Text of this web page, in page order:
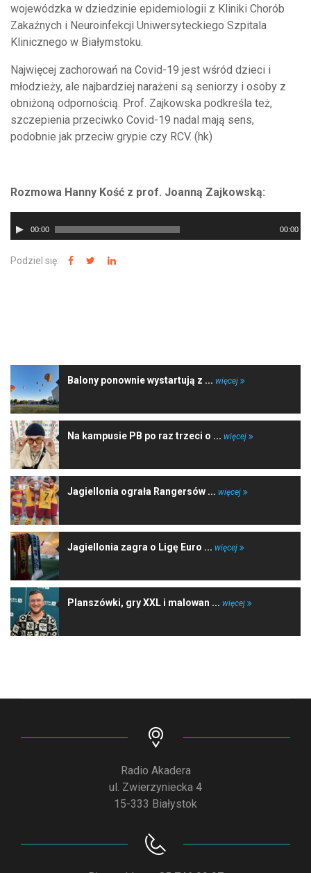
wojewódzka w dziedzinie epidemiologii z Kliniki Chorób
Zakaźnych i Neuroinfekcji Uniwersyteckiego Szpitala
Klinicznego w Białymstoku.
Najwięcej zachorowań na Covid-19 jest wśród dzieci i
młodzieży, ale najbardziej narażeni są seniorzy i osoby z
obniżoną odpornością. Prof. Zajkowska podkreśla też,
szczepienia przeciwko Covid-19 nadal mają sens,
podobnie jak przeciw grypie czy RCV. (hk)
Rozmowa Hanny Kość z prof. Joanną Zajkowską:
plików00:00 00:00
Podziel się:
Balony ponownie wystartują z ... więcej
Na kampusie PB po raz trzeci o ... więcej
Jagiellonia ograła Rangersów ... więcej
Jagiellonia zagra o Ligę Euro ... więcej
Planszówki, gry XXL i malowan ... więcej
Radio Akadera
ul. Zwierzyniecka 4
15-333 Białystok